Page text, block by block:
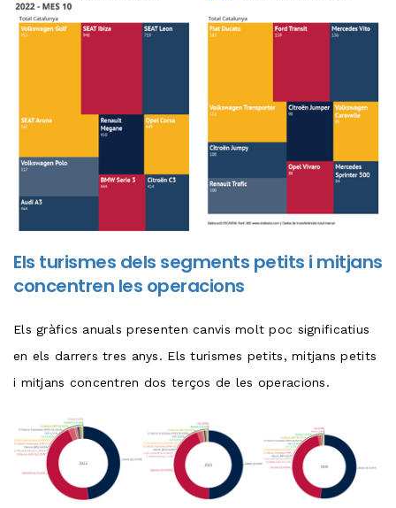
Els turismes dels segments petits i mitjans
concentren les operacions
Els gràfics anuals presenten canvis molt poc significatius
en els darrers tres anys. Els turismes petits, mitjans petits
i mitjans concentren dos terços de les operacions.